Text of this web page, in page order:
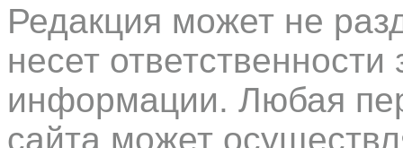
Редакция может не
несет
информации. Любая
сайта может